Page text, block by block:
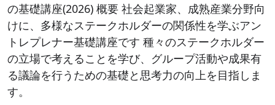
の基礎講座(2026) 概要 社会起業家、成熟産業分野向
けに、多様なステークホルダーの関係性を学ぶアン
トレプレナー基礎講座です 種々のステークホルダー
の立場で考えることを学び、グループ活動や成果有
る議論を行うための基礎と思考力の向上を目指しま
す。